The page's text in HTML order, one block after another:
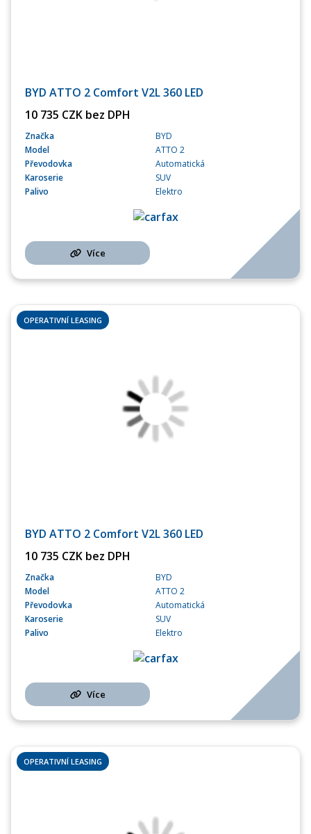
BYD ATTO 2 Comfort V2L 360 LED
10 735 CZK bez DPH
Značka
BYD
Model
ATTO 2
Převodovka
Automatická
Karoserie
SUV
Palivo
Elektro
Více
OPERATIVNÍ LEASING
BYD ATTO 2 Comfort V2L 360 LED
10 735 CZK bez DPH
Značka
BYD
Model
ATTO 2
Převodovka
Automatická
Karoserie
SUV
Palivo
Elektro
Více
OPERATIVNÍ LEASING